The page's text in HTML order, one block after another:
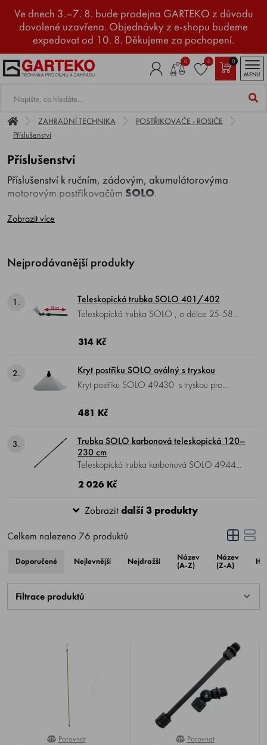
Ve dnech 3.–7. 8. bude prodejna GARTEKO z důvodu
dovolené uzavřena. Objednávky z e-shopu budeme
expedovat od 10. 8. Děkujeme za pochopení.
0 0
0
MENU
ZAHRADNÍ TECHNIKA
POSTŘIKOVAČE - ROSIČE
Příslušenství
Příslušenství
Příslušenství k ručním, zádovým, akumulátorovýma
motorovým postřikovačům SOLO.
Zobrazit více
Nejprodávanější produkty
1.
Teleskopická trubka SOLO 401/402
Teleskopická trubka SOLO , o délce 25-58
401/402 pro pohodlnou práci při zemi nebo
314 Kč
2.
Kryt postřiku SOLO oválný s tryskou
Kryt postřiku SOLO 49430 s tryskou pro
Zabraňuje úletu jemných kapiček, ohraničuje
481 Kč
3.
Trubka SOLO karbonová teleskopická 120–
230 cm
Teleskopická trubka karbonová SOLO 49445
, 120–230 cm, z ultralehkého uhlíkového
celková hmotnost pouze 120 gramů.
2 026 Kč
Zobrazitdalší 3 produkty
Celkem nalezeno 76 produktů
Doporučené Nejlevnější Nejdražší
Název
(A-Z)
Název
(Z-A)
Filtrace produktů
0%
Porovnat 0%
Porovnat